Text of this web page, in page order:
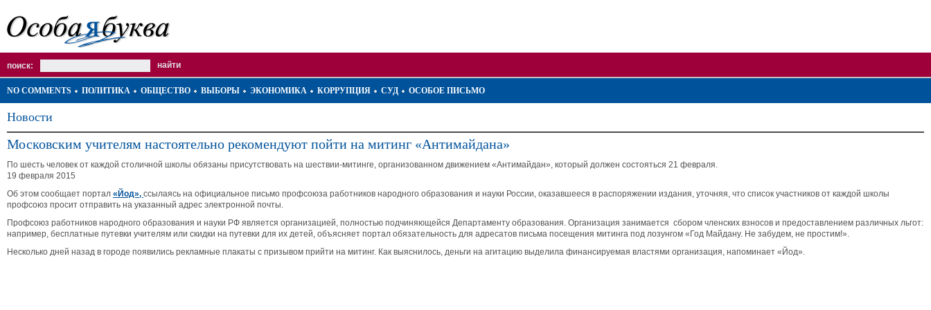
поиск:
NO COMMENTS ПОЛИТИКА ОБЩЕСТВО ВЫБОРЫ ЭКОНОМИКА КОРРУПЦИЯ СУД ОСОБОЕ ПИСЬМО
Новости
Московским учителям настоятельно рекомендуют пойти на митинг «Антимайдана»
По шесть человек от каждой столичной школы обязаны присутствовать на шествии-митинге, организованном движением «Антимайдан», который должен состояться 21 февраля.
19 февраля 2015
Об этом сообщает портал «Йод», ссылаясь на официальное письмо профсоюза работников народного образования и науки России, оказавшееся в распоряжении издания, уточняя, что список участников от каждой школы
профсоюз просит отправить на указанный адрес электронной почты.
Профсоюз работников народного образования и науки РФ является организацией, полностью подчиняющейся Департаменту образования. Организация занимается сбором членских взносов и предоставлением различных льгот:
например, бесплатные путевки учителям или скидки на путевки для их детей, объясняет портал обязательность для адресатов письма посещения митинга под лозунгом «Год Майдану. Не забудем, не простим!».
Несколько дней назад в городе появились рекламные плакаты с призывом прийти на митинг. Как выяснилось, деньги на агитацию выделила финансируемая властями организация, напоминает «Йод».